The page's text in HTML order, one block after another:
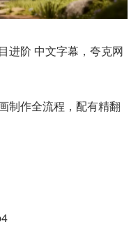
进阶 中文字幕，夸克网
制作全流程，配有精翻